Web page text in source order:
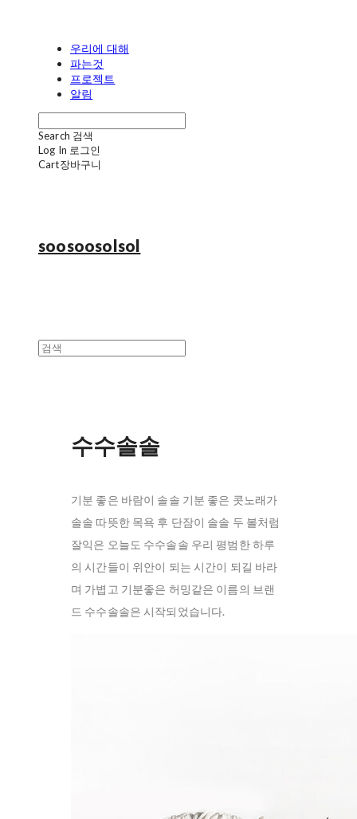
우리에 대해
파는것
프로젝트
알림
Search 검색
Log In 로그인
Cart장바구니
soosoosolsol
수수솔솔
기분 좋은 바람이 솔솔 기분 좋은 콧노래가
솔솔 따뜻한 목욕 후 단잠이 솔솔 두 볼처럼
잘익은 오늘도 수수솔솔 우리 평범한 하루
의 시간들이 위안이 되는 시간이 되길 바라
며 가볍고 기분좋은 허밍같은 이름의 브랜
드 수수솔솔은 시작되었습니다.